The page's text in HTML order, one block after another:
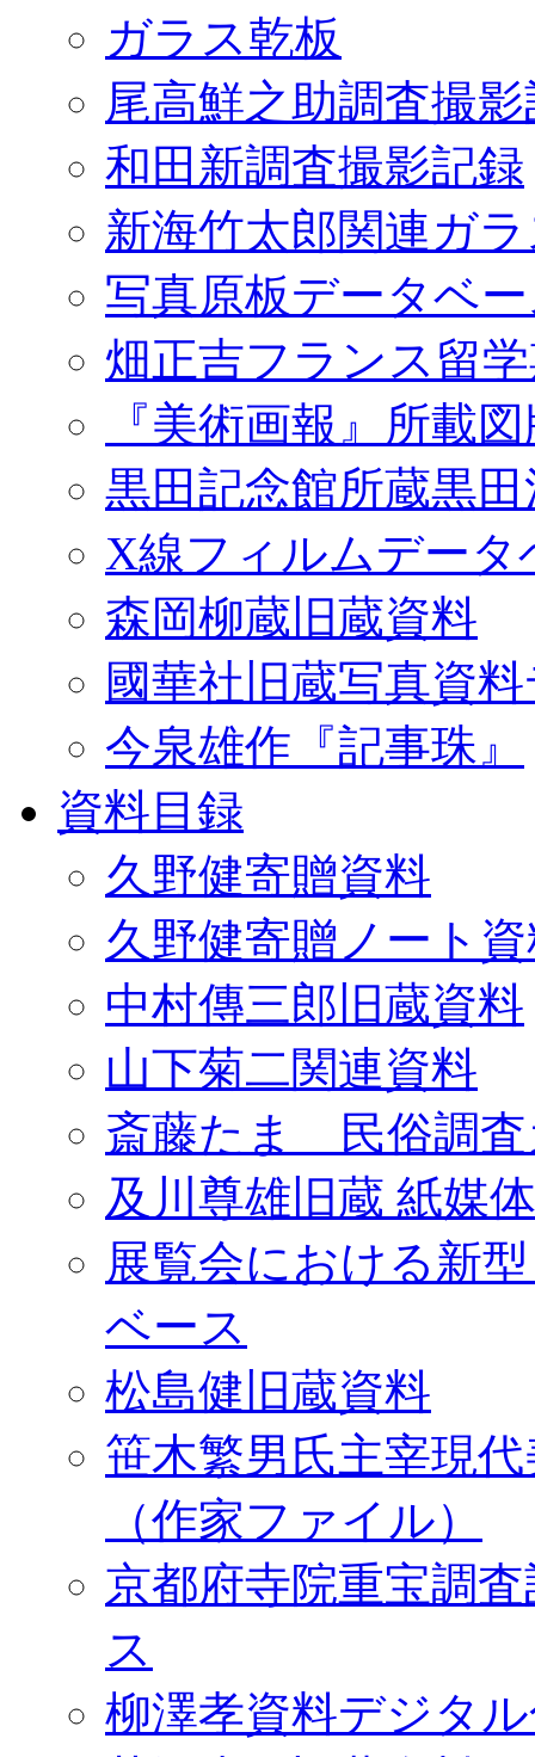
ガラス乾板
尾高鮮之助調査撮
和田新調査撮影記録
新海竹太郎関連ガ
写真原板データベ
畑正吉フランス留
『美術画報』所載
黒田記念館所蔵黒
X線フィルムデータ
森岡柳蔵旧蔵資料
國華社旧蔵写真資
今泉雄作『記事珠』
資料目録
久野健寄贈資料
久野健寄贈ノート
中村傳三郎旧蔵資料
山下菊二関連資料
斎藤たま 民俗調査
及川尊雄旧蔵 紙媒
展覧会における新
ベース
松島健旧蔵資料
笹木繁男氏主宰現
（作家ファイル）
京都府寺院重宝調
ス
柳澤孝資料デジタ